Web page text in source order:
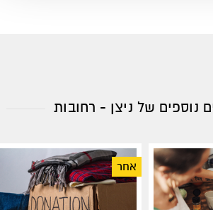
נוספים של ניצן - רחובות
אחר